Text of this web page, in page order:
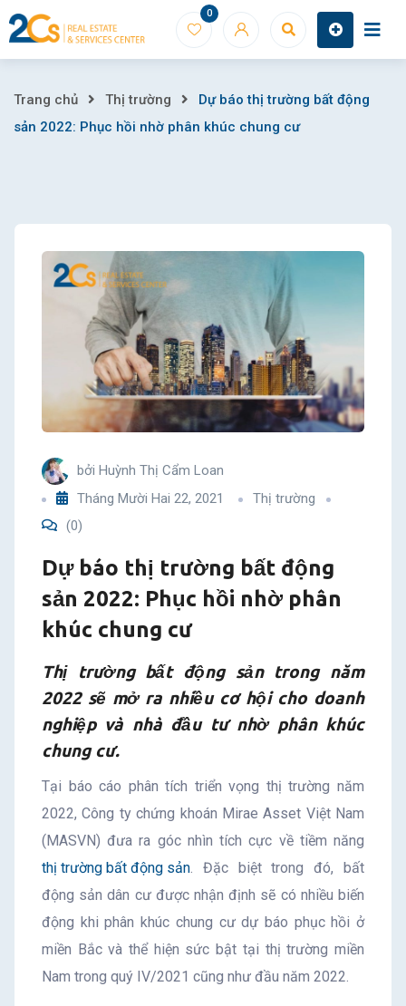
Skip
to
0
Dự
trường
bất
động
2022:
Phục
hồi
nhờ
phân
khúc
chung
cư
Trang chủ Thị trường
Dự báo thị trường bất động
sản 2022: Phục hồi nhờ phân khúc chung cư
bởi Huỳnh Thị Cẩm Loan
Tháng Mười Hai 22, 2021
Thị trường
(0)
Dự báo thị trường bất động
sản 2022: Phục hồi nhờ phân
khúc chung cư
Thị trường bất động sản trong năm
2022 sẽ mở ra nhiều cơ hội cho doanh
nghiệp và nhà đầu tư nhờ phân khúc
chung cư.
Tại báo cáo phân tích triển vọng thị trường năm
2022, Công ty chứng khoán Mirae Asset Việt Nam
(MASVN) đưa ra góc nhìn tích cực về tiềm năng
thị trường bất động sản. Đặc biệt trong đó, bất
động sản dân cư được nhận định sẽ có nhiều biến
động khi phân khúc chung cư dự báo phục hồi ở
miền Bắc và thể hiện sức bật tại thị trường miền
Nam trong quý IV/2021 cũng như đầu năm 2022.